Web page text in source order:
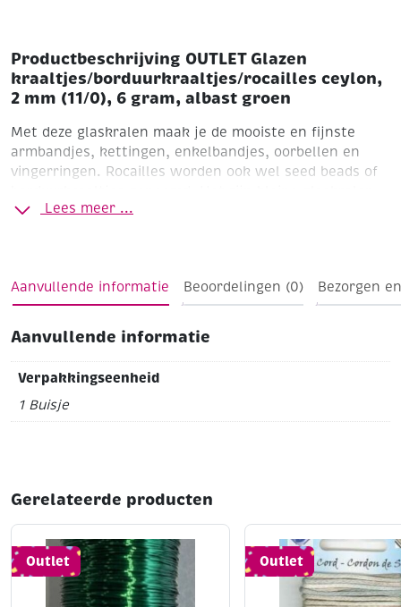
Productbeschrijving OUTLET Glazen
kraaltjes/borduurkraaltjes/rocailles ceylon,
2 mm (11/0), 6 gram, albast groen
Met deze glaskralen maak je de mooiste en fijnste
armbandjes, kettingen, enkelbandjes, oorbellen en
vingerringen. Rocailles worden ook wel seed beads of
die gebruikt worden voor het ontwerpen van subtiele
(opaak)
Lees meer ...
Aanvullende informatie Beoordelingen (0) Bezorgen
Aanvullende informatie
Verpakkingseenheid
1 Buisje
Gerelateerde producten
Outlet Outlet